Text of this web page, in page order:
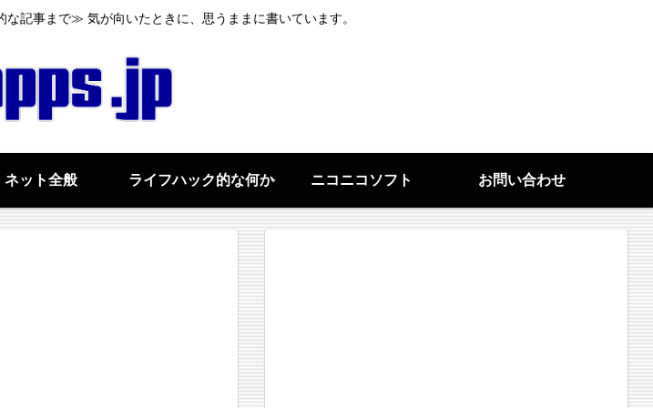
記事まで≫ 気が向いたときに、思うままに書いています。
ネット全般 ライフハック的な何か ニコニコソフト お問い合わせ